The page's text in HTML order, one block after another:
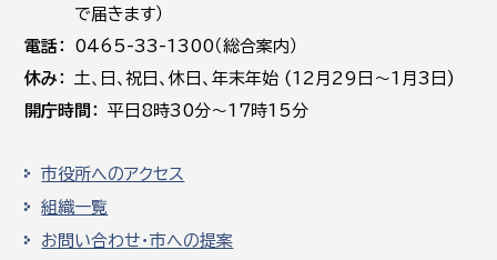
で届きます）
電話
0465-33-1300（総合案内）
休み
土､日､祝日、休日、年末年始 (12月29日～1月3日)
開庁時間
平日8時30分～17時15分
市役所へのアクセス
組織一覧
お問い合わせ・市への提案